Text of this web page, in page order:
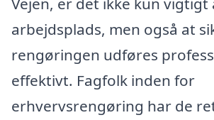
arbejdsplads, men også at
rengøringen udføres
effektivt. Fagfolk inden for
erhvervsrengøring har de